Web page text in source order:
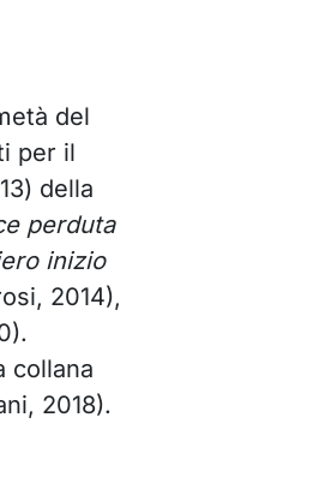
del
per il
della
perduta
inizio
2014),
collana
2018).